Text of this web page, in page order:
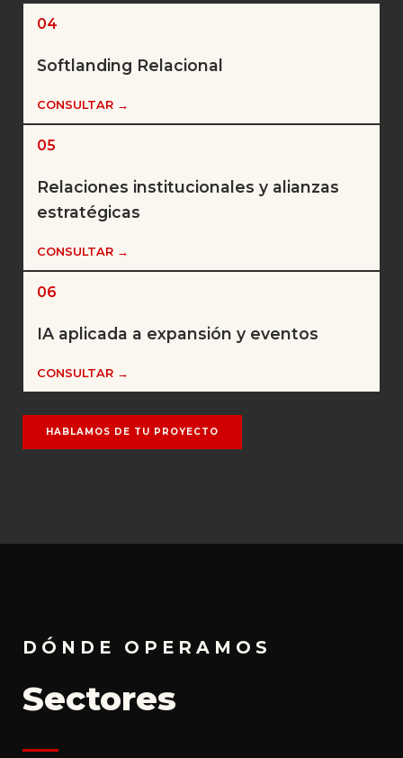
04
Softlanding Relacional
CONSULTAR →
05
Relaciones institucionales y alianzas
estratégicas
CONSULTAR →
06
IA aplicada a expansión y eventos
CONSULTAR →
HABLAMOS DE TU PROYECTO
DÓNDE OPERAMOS
Sectores